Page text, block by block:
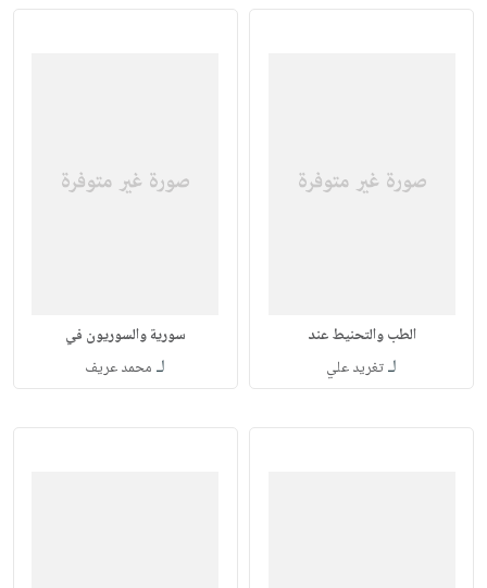
الطب والتحنيط عند
لـتغريد علي
سورية والسوريون في
لـ محمد عريف